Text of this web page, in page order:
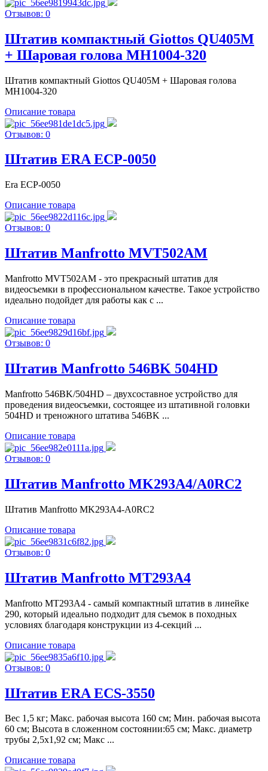
Отзывов: 0
Штатив компактный Giottos QU405M
+ Шаровая голова MH1004-320
Штатив компактный Giottos QU405M + Шаровая голова
MH1004-320
Описание товара
Отзывов: 0
Штатив ERA ECP-0050
Era ECP-0050
Описание товара
Отзывов: 0
Штатив Manfrotto MVT502AM
Manfrotto MVT502AM - это прекрасный штатив для
видеосъемки в профессиональном качестве. Такое устройство
идеально подойдет для работы как с ...
Описание товара
Отзывов: 0
Штатив Manfrotto 546BK 504HD
Manfrotto 546BK/504HD – двухсоставное устройство для
проведения видеосъемки, состоящее из штативной головки
504HD и треножного штатива 546BK ...
Описание товара
Отзывов: 0
Штатив Manfrotto MK293A4/A0RC2
Штатив Manfrotto MK293A4-A0RC2
Описание товара
Отзывов: 0
Штатив Manfrotto MT293A4
Manfrotto MT293A4 - самый компактный штатив в линейке
290, который идеально подходит для съемок в походных
условиях благодаря конструкции из 4-секций ...
Описание товара
Отзывов: 0
Штатив ERA ECS-3550
Вес 1,5 кг; Макс. рабочая высота 160 см; Мин. рабочая высота
60 см; Высота в сложенном состоянии:65 см; Макс. диаметр
трубы 2,5х1,92 см; Макс ...
Описание товара